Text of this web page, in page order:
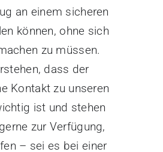
an einem sicheren
können, ohne sich
zu müssen.
dass der
Kontakt zu unseren
ist und stehen
zur Verfügung,
– sei es bei einer